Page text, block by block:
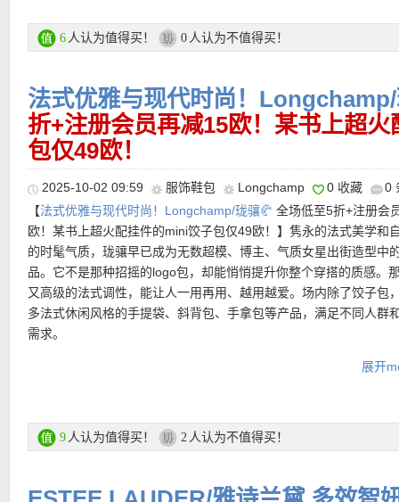
低胸礼服内搭皆可。
出街两用。
Cotton Jersey 系列基础 T-Shirt／Tank（棉质基础款上衣）
虽是基础款，却因版型好、质感佳、颜色多成为衣橱必败！搭配裤
／牛仔都毫不违和。
★ 私促全场可用6折优惠码： CELEBRATE30最低消费150欧，有
月9日！
支付方式： 信用卡(Visa / MasterCard / American Express)、
转账等
6 人认为值得买！ 0 人认为不值得买！
法式优雅与现代时尚！
折+注册会员再减15欧！某书上超
包仅49欧！
2025-10-02 09:59 服饰鞋包 Longchamp 0 收藏
0
【法式优雅与现代时尚！Longchamp/珑骧🥐 全场低至5折+注册会
欧！某书上超火配挂件的mini饺子包仅49欧！】隽永的法式美学和
的时髦气质，珑骧早已成为无数超模、博主、气质女星出街造型中
品。它不是那种招摇的logo包，却能悄悄提升你整个穿搭的质感。
又高级的法式调性，能让人一用再用、越用越爱。场内除了饺子包
多法式休闲风格的手提袋、斜背包、手拿包等产品，满足不同人群
需求。
展开
9 人认为值得买！ 2 人认为不值得买！